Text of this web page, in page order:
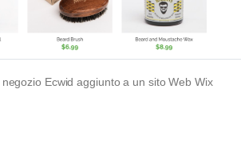
Ecwid aggiunto a un sito Web Wix